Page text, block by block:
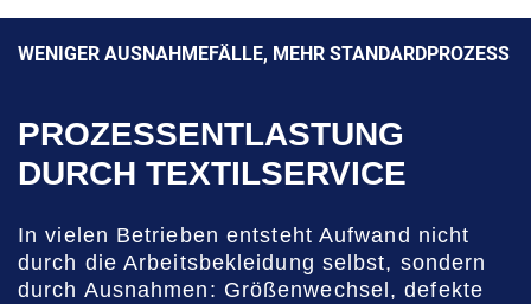
WENIGER AUSNAHMEFÄLLE, MEHR STANDARDPROZESS
PROZESSENTLASTUNG
DURCH TEXTILSERVICE
In vielen Betrieben entsteht Aufwand nicht
durch die Arbeitsbekleidung selbst, sondern
durch Ausnahmen: Größenwechsel, defekte